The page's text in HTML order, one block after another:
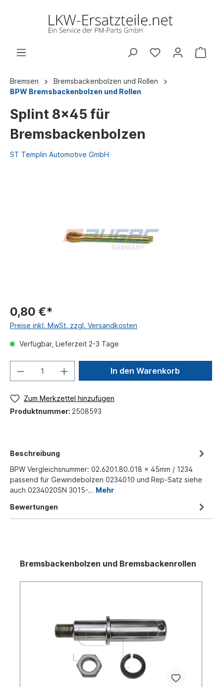
Bremsen
Bremsbackenbolzen und Rollen
BPW Bremsbackenbolzen und Rollen
Splint 8x45 für
Bremsbackenbolzen
ST Templin Automotive GmbH
0,80 €*
Preise inkl. MwSt. zzgl. Versandkosten
Verfügbar, Lieferzeit 2-3 Tage
In den Warenkorb
Zum Merkzettel hinzufügen
Produktnummer: 2508593
Beschreibung
BPW Vergleichsnummer: 02.6201.80.018 x 45mm / 1234
passend für Gewindebolzen 0234010 und Rep-Satz siehe
auch 0234020SN 3015-… Mehr
Bewertungen
Bremsbackenbolzen und Bremsbackenrollen